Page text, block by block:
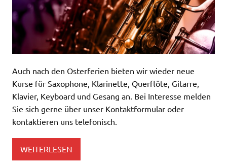
panel
panel
panel
panel
panel
panel
panel
panel
panel
panel
panel
panel
panel
panel
panel
Panel
Auch nach den Osterferien bieten wir wieder neue
Kurse für Saxophone, Klarinette, Querflöte, Gitarre,
Klavier, Keyboard und Gesang an. Bei Interesse melden
Sie sich gerne über unser Kontaktformular oder
kontaktieren uns telefonisch.
WEITERLESEN